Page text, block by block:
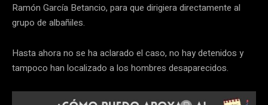
Ramón García Betancio, para que dirigiera directamente al
grupo de albañiles.
Hasta ahora no se ha aclarado el caso, no hay detenidos y
tampoco han localizado a los hombres desaparecidos.